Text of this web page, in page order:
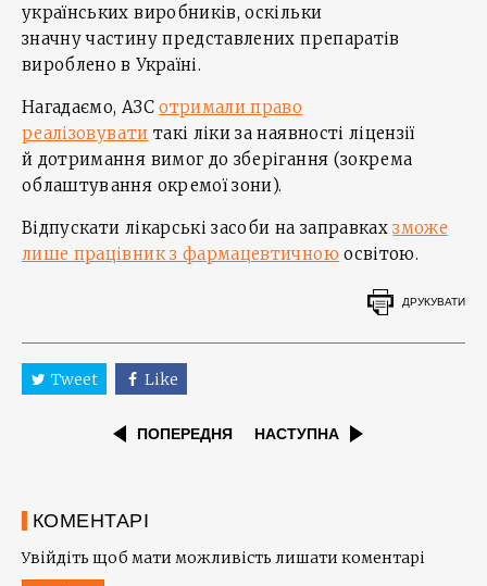
українських виробників, оскільки
значну частину представлених препаратів
вироблено в Україні.
Нагадаємо, АЗСотримали право
реалізовувати такі ліки за наявності ліцензії
й дотримання вимог до зберігання (зокрема
облаштування окремої зони).
Відпускати лікарські засоби на заправкахзможе
лише працівник з фармацевтичною освітою.
ДРУКУВАТИ
Tweet Like
ПОПЕРЕДНЯ НАСТУПНА
КОМЕНТАРІ
Увійдіть щоб мати можливість лишати коментарі